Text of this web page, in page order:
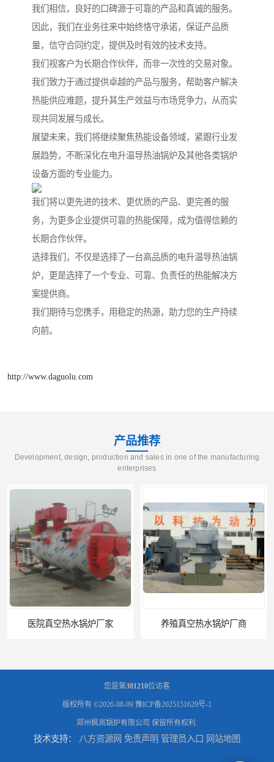
我们相信，良好的口碑源于可靠的产品和真诚的服务。
因此，我们在业务往来中始终恪守承诺，保证产品质
量，信守合同约定，提供及时有效的技术支持。
我们视客户为长期合作伙伴，而非一次性的交易对象。
我们致力于通过提供卓越的产品与服务，帮助客户解决
热能供应难题，提升其生产效益与市场竞争力，从而实
现共同发展与成长。
展望未来，我们将继续聚焦热能设备领域，紧跟行业发
展趋势，不断深化在电升温导热油锅炉及其他各类锅炉
设备方面的专业能力。
我们将以更先进的技术、更优质的产品、更完善的服
务，为更多企业提供可靠的热能保障，成为值得信赖的
长期合作伙伴。
选择我们，不仅是选择了一台高品质的电升温导热油锅
炉，更是选择了一个专业、可靠、负责任的热能解决方
案提供商。
我们期待与您携手，用稳定的热源，助力您的生产持续
向前。
http://www.daguolu.com
产品推荐
Development, design, production and sales in one of the manufacturing
enterprises
医院真空热水锅炉厂家 养殖真空热水锅炉厂商
您是第301210位访客
版权所有 ©2026-08-09 豫ICP备2025151629号-1
郑州枫岚锅炉有限公司 保留所有权利.
技术支持： 八方资源网 免责声明 管理员入口 网站地图